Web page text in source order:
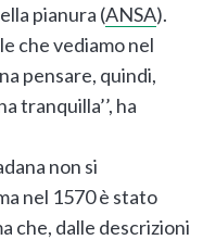
pianura (ANSA).
che vediamo nel
pensare, quindi,
tranquilla’’, ha
non si
nel 1570 è stato
che, dalle descrizioni